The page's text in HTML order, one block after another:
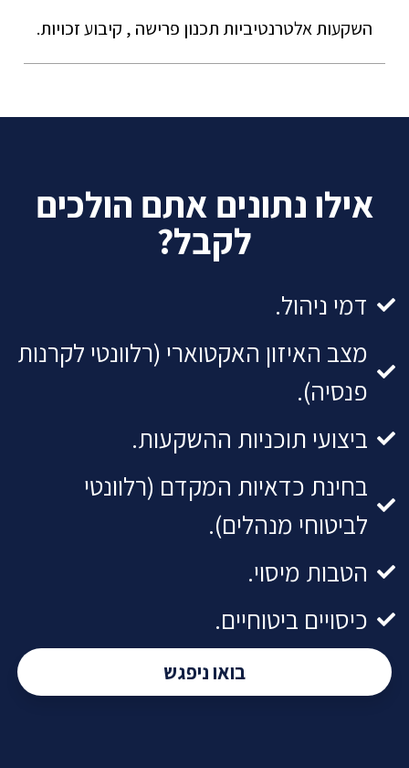
השקעות אלטרנטיביות תכנון פרישה , קיבוע זכויות.
אילו נתונים אתם הולכים
לקבל?
דמי ניהול.
מצב האיזון האקטוארי (רלוונטי לקרנות
פנסיה).
ביצועי תוכניות ההשקעות.​
בחינת כדאיות המקדם (רלוונטי
לביטוחי מנהלים).
הטבות מיסוי.
כיסויים ביטוחיים.
בואו ניפגש